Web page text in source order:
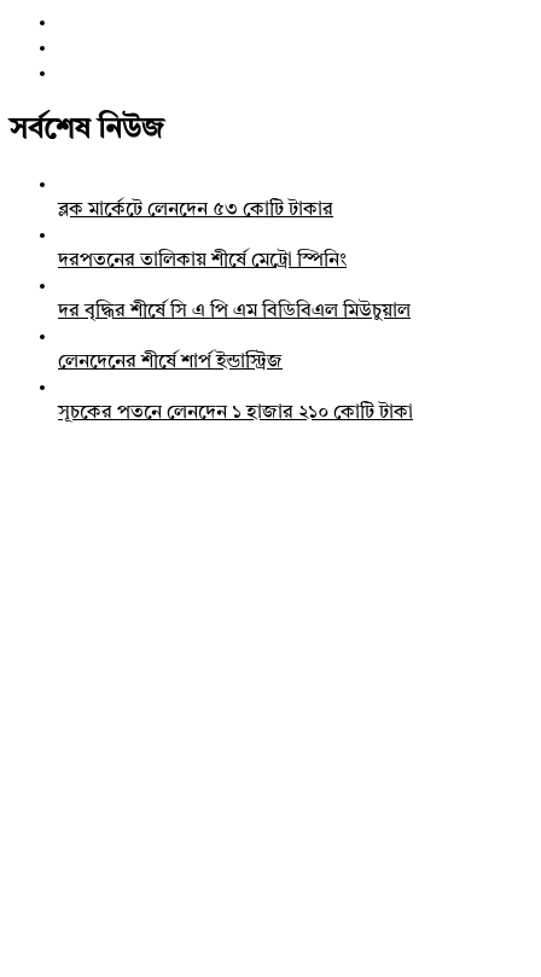
সর্বশেষ নিউজ
ব্লক মার্কেটে লেনদেন ৫৩ কোটি টাকার
দরপতনের তালিকায় শীর্ষে মেট্রো স্পিনিং
দর বৃদ্ধির শীর্ষে সি এ পি এম বিডিবিএল মিউচুয়াল
লেনদেনের শীর্ষে শার্প ইন্ডাস্ট্রিজ
সূচকের পতনে লেনদেন ১ হাজার ২১০ কোটি টাকা